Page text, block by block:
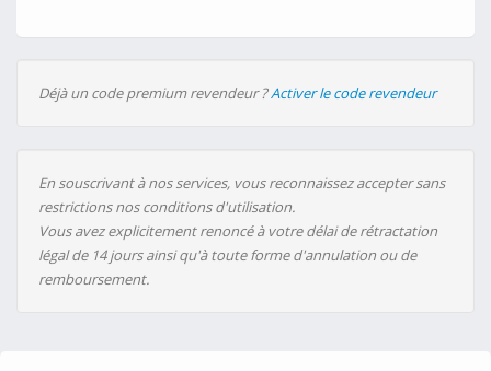
Déjà un code premium revendeur ?Activer le code revendeur
En souscrivant à nos services, vous reconnaissez accepter sans
restrictions nos conditions d'utilisation.
Vous avez explicitement renoncé à votre délai de rétractation
légal de 14 jours ainsi qu'à toute forme d'annulation ou de
remboursement.